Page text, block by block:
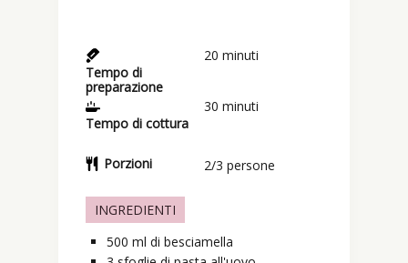
Tempo di
preparazione
20 minuti
Tempo di cottura
30 minuti
Porzioni 2/3 persone
INGREDIENTI
500 ml di besciamella